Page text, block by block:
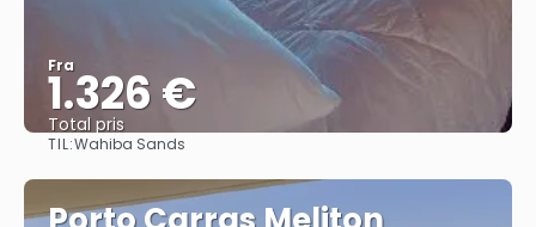
Fra
1.326 €
Total pris
TIL:Wahiba Sands